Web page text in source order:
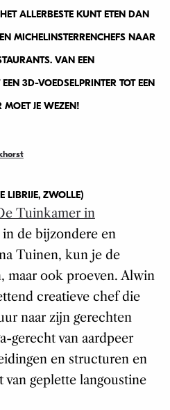
ALLERBESTE KUNT ETEN DAN
MICHELINSTERRENCHEFS NAAR
VAN EEN
3D-VOEDSELPRINTER TOT EEN
MOET JE WEZEN!
LIBRIJE, ZWOLLE)
Tuinkamer in
de bijzondere en
Tuinen, kun je de
maar ook proeven. Alwin
creatieve chef die
naar zijn gerechten
gerecht van aardpeer
en structuren en
geplette langoustine